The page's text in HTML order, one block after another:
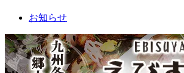
お知らせ